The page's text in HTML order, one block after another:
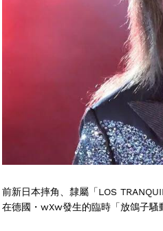
前新日本摔角、隸屬「LOS
在德國・wXw發生的臨時「放鴿子騷